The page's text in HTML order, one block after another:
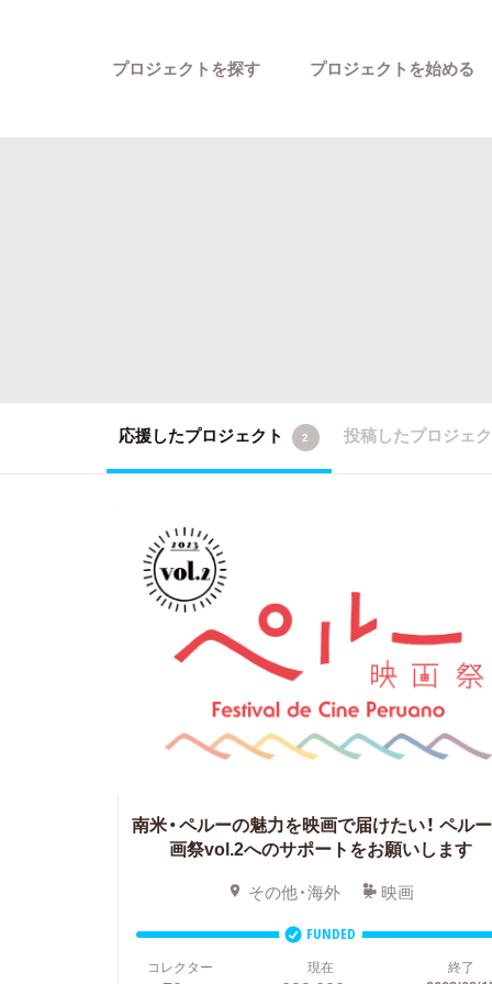
プロジェクトを探す プロジェクトを始める
応援したプロジェクト 2 投稿したプロジェ
南米・ペルーの魅力を映画で届けたい！ ペル
画祭vol.2へのサポートをお願いします
その他・海外 映画
FUNDED
コレクター
現在 終了